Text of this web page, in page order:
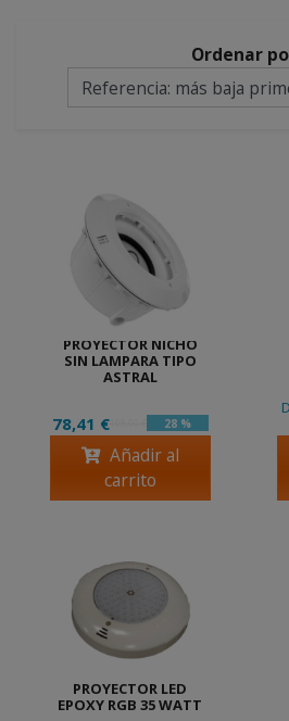
Ordenar
PROYECTOR NICHO
SIN LAMPARA TIPO
ASTRAL
78,41 €108,90 € 28 %
Añadir al
carrito
PROYECTOR LED
EPOXY RGB 35 WATT